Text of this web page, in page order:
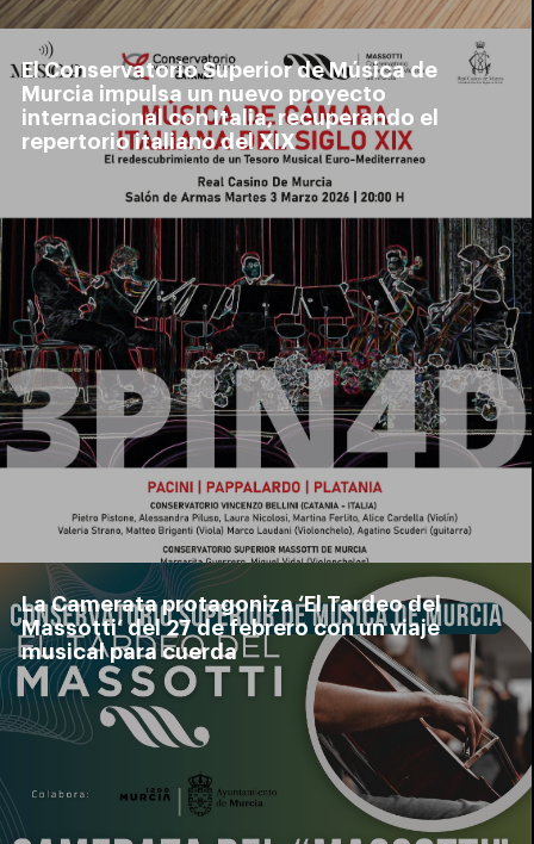
El Conservatorio Superior de Música de
Murcia impulsa un nuevo proyecto
internacional con Italia, recuperando el
repertorio italiano del XIX
La Camerata protagoniza ‘El Tardeo del
Massotti’ del 27 de febrero con un viaje
musical para cuerda